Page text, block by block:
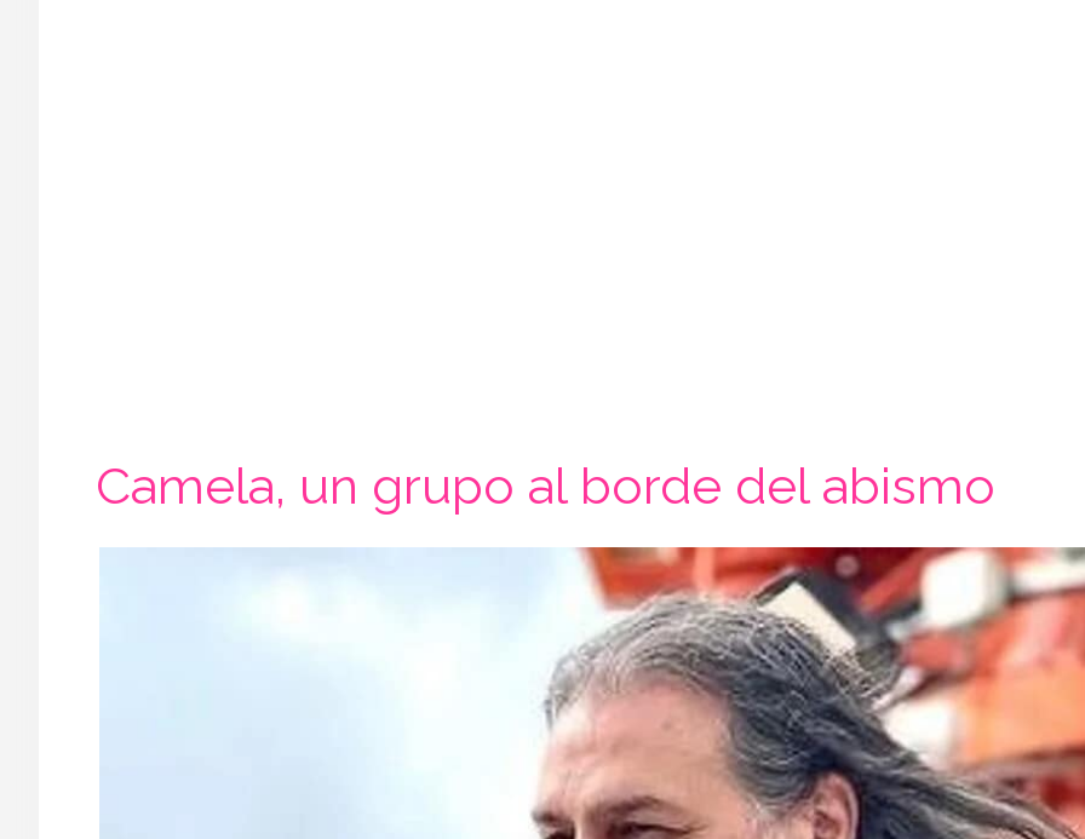
Camela, un grupo al borde del abismo